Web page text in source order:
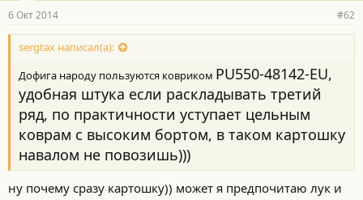
6 Окт 2014 #62
sergtax написал(а):
Дофига народу пользуются ковриком PU550-48142-EU,
удобная штука если раскладывать третий
ряд, по практичности уступает цельным
коврам с высоким бортом, в таком картошку
навалом не повозишь)))
ну почему сразу картошку)) может я предпочитаю лук и